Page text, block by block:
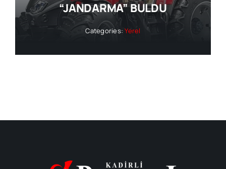
“JANDARMA” BULDU
Categories:Yerel